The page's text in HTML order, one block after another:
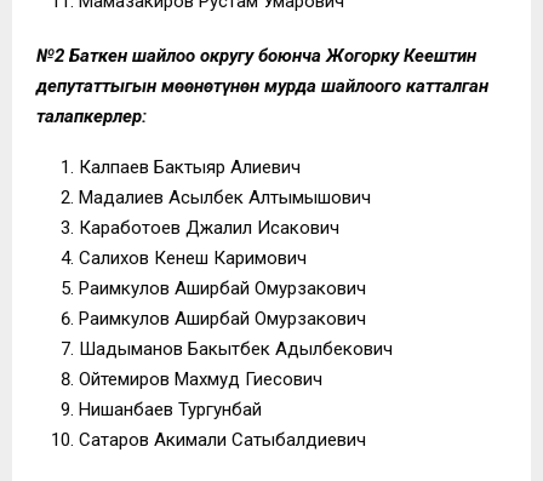
№2 Баткен шайлоо округу боюнча Жогорку Кеңештин
депутаттыгын мөөнөтүнөн мурда шайлоого катталган
талапкерлер:
Калпаев Бактыяр Алиевич
Мадалиев Асылбек Алтымышович
Каработоев Джалил Исакович
Салихов Кенеш Каримович
Раимкулов Аширбай Омурзакович
Раимкулов Аширбай Омурзакович
Шадыманов Бакытбек Адылбекович
Ойтемиров Махмуд Гиесович
Нишанбаев Тургунбай
Сатаров Акимали Сатыбалдиевич